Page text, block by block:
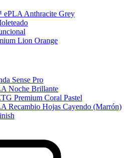
Anthracite Grey
Lion Orange
Sense Pro
Noche Brillante
Premium Coral Pastel
Recambio Hojas Cayendo (Marrón)